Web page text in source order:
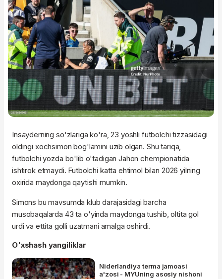
Insayderning so'zlariga ko'ra, 23 yoshli futbolchi tizzasidagi
oldingi xochsimon bog'lamini uzib olgan. Shu tariqa,
futbolchi yozda bo'lib o'tadigan Jahon chempionatida
ishtirok etmaydi. Futbolchi katta ehtimol bilan 2026 yilning
oxirida maydonga qaytishi mumkin.
Simons bu mavsumda klub darajasidagi barcha
musobaqalarda 43 ta o'yinda maydonga tushib, oltita gol
urdi va ettita golli uzatmani amalga oshirdi.
O'xshash yangiliklar
Niderlandiya terma jamoasi
a'zosi - MYUning asosiy nishoni